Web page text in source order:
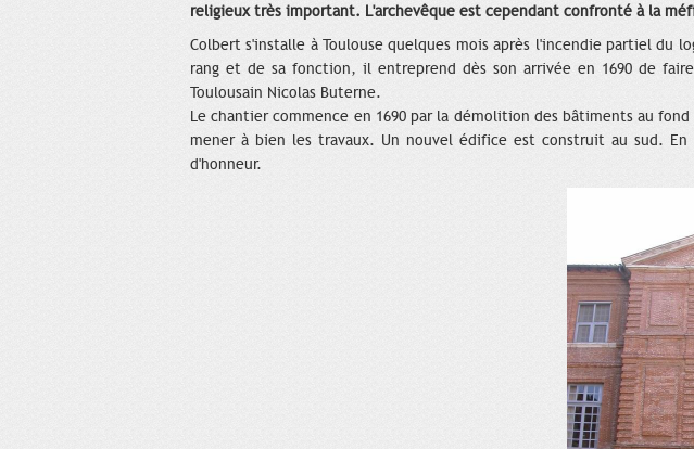
religieux très important. L'archevêque est cependant confronté à la
Colbert s'installe à Toulouse quelques mois après l'incendie partiel du
rang et de sa fonction, il entreprend dès son arrivée en 1690 de
Toulousain Nicolas Buterne.
Le chantier commence en 1690 par la démolition des bâtiments au
mener à bien les travaux. Un nouvel édifice est construit au sud.
d'honneur.